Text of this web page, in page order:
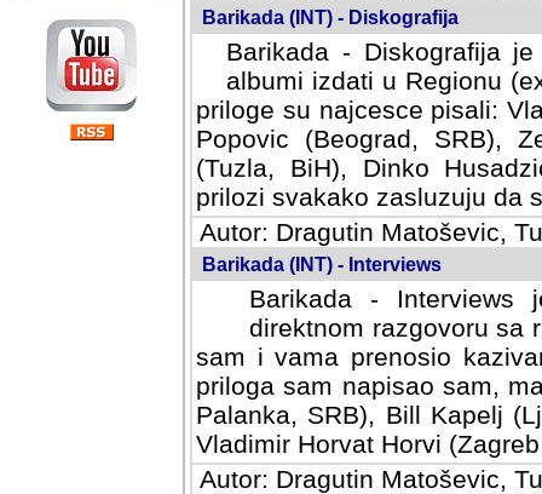
Barikada (INT) - Diskografija
Barikada - Diskografija
albumi izdati u Regionu
priloge su najcesce pisali:
Popovic (Beograd, SRB),
(Tuzla, BiH), Dinko
prilozi svakako zasluzuju da
Autor: Dragutin Matoševic,
Barikada (INT) - Interviews
Barikada -
direktnom razgovoru sa
sam i vama prenosio
priloga sam napisao sam,
Palanka, SRB), Bill Kapelj
Vladimir Horvat Horvi
Autor: Dragutin Matoševic,